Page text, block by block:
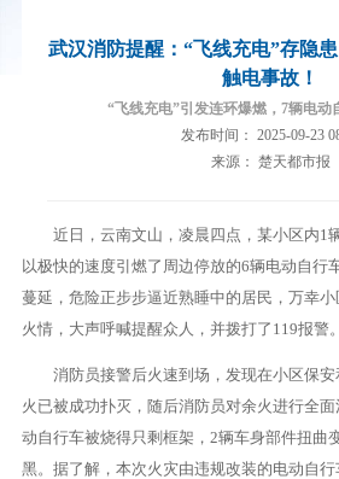
武汉消防提醒：“飞线充电”存隐
触电事故！
“飞线充电”引发连环爆燃，7辆电动
发布时间： 2025-09-23
来源： 楚天都市报
近日，云南文山，凌晨四点，某小区内1
以极快的速度引燃了周边停放的6辆电动自行
蔓延，危险正步步逼近熟睡中的居民，万幸
火情，大声呼喊提醒众人，并拨打了119报警。
消防员接警后火速到场，发现在小区保
火已被成功扑灭，随后消防员对余火进行全
动自行车被烧得只剩框架，2辆车身部件扭曲
黑。据了解，本次火灾由违规改装的电动自